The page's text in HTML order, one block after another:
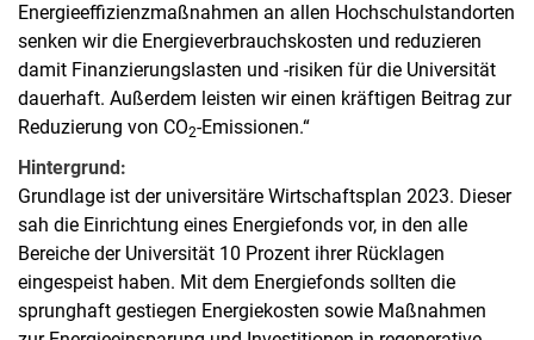
Energieeffizienzmaßnahmen an allen Hochschulstandorten
senken wir die Energieverbrauchskosten und reduzieren
damit Finanzierungslasten und -risiken für die Universität
dauerhaft. Außerdem leisten wir einen kräftigen Beitrag zur
Reduzierung von CO2-Emissionen.“
Hintergrund:
Grundlage ist der universitäre Wirtschaftsplan 2023. Dieser
sah die Einrichtung eines Energiefonds vor, in den alle
Bereiche der Universität 10 Prozent ihrer Rücklagen
eingespeist haben. Mit dem Energiefonds sollten die
sprunghaft gestiegen Energiekosten sowie Maßnahmen